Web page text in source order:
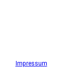
Impressum